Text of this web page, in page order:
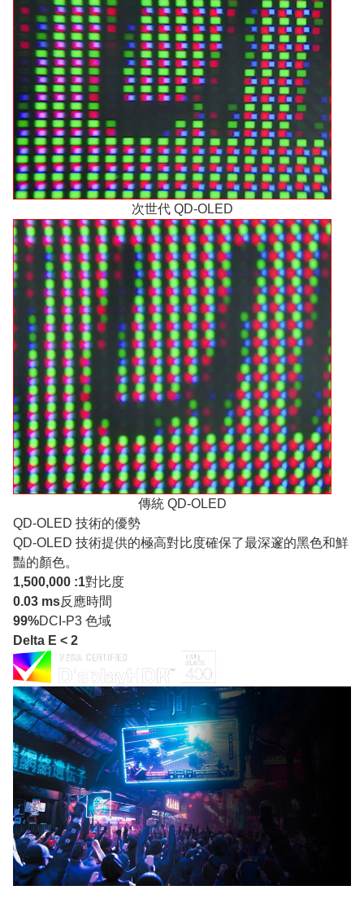
次世代 QD-OLED
傳統 QD-OLED
QD-OLED 技術的優勢
QD-OLED 技術提供的極高對比度確保了最深邃的黑色和鮮
豔的顏色。
1,500,000 :1對比度
0.03 ms反應時間
99%DCI-P3 色域
Delta E < 2